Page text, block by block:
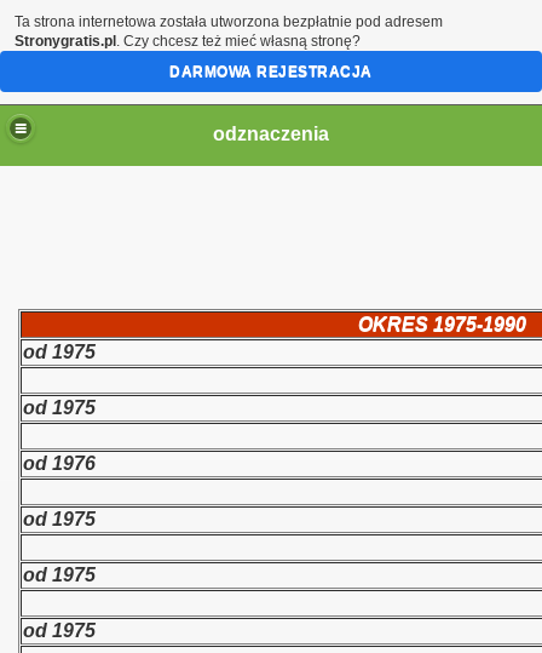
odznaczenia
OKRES 1975-1990
od 1975
od 1975
od 1976
od 1975
od 1975
od 1975
Ta strona internetowa została utworzona bezpłatnie pod adresem
Stronygratis.pl . Czy chcesz też mieć własną stronę?
DARMOWA REJESTRACJA